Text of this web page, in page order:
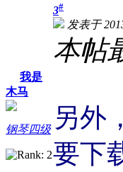
我是
木马
钢琴四级
3#
发表于
本帖
另外
要下